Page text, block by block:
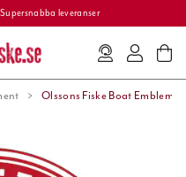
Supersnabba leveranser
Olssons Fiske Boat Emblem